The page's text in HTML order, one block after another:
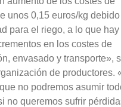
unos 0,15 euros/kg
para el riego, a lo que hay
en los costes de
envasado y transporte»,
de productores.
no podremos asumir
no queremos sufrir